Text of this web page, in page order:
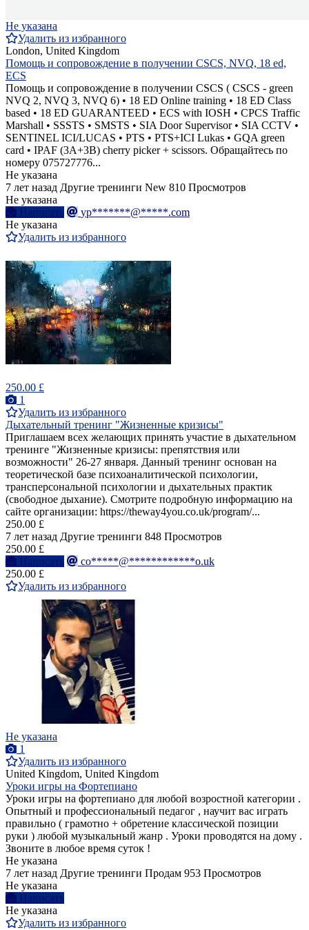
Не указана
Удалить из избранного
London, United Kingdom
Помощь и сопровождение в получении CSCS, NVQ, 18 ed,
ECS
Помощь и сопровождение в получении CSCS ( CSCS - green
NVQ 2, NVQ 3, NVQ 6) • 18 ED Online training • 18 ED Class
based • 18 ED GUARANTEED • ECS with IOSH • CPCS Traffic
Marshall • SSSTS • SMSTS • SIA Door Supervisor • SIA CCTV •
SENTINEL ICI/LUCAS • PTS • PTS+ICI Lukas • GQA green
card • IPAF (3A+3B) cherry picker + scissors. Обращайтесь по
номеру 075727776...
Не указана
7 лет назад Другие тренинги New 810 Просмотров
Не указана
Написать
yp*******@*****.com
Не указана
Удалить из избранного
250.00 £
1
Удалить из избранного
Дыхательный тренинг "Жизненные кризисы"
Приглашаем всех желающих принять участие в дыхательном
тренинге "Жизненные кризисы: препятствия или
возможности" 26-27 января. Данный тренинг основан на
теоретической базе психоаналитической психологии,
трансперсональной психологии и дыхательных практик
(свободное дыхание). Смотрите подробную информацию на
сайте организации: https://theway4you.co.uk/program/...
250.00 £
7 лет назад Другие тренинги 848 Просмотров
250.00 £
Написать
co*****@************o.uk
250.00 £
Удалить из избранного
Не указана
1
Удалить из избранного
United Kingdom, United Kingdom
Уроки игры на Фортепиано
Уроки игры на фортепиано для любой возростной категории .
Опытный и профессиональный педагог , научит вас играть
правильно ( грамотно + обретение классической позиции
руки ) любой музыкальный жанр . Уроки проводятся на дому .
Звоните в любое время суток !
Не указана
7 лет назад Другие тренинги Продам 953 Просмотров
Не указана
Написать
Не указана
Удалить из избранного